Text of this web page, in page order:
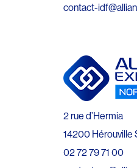
contact-
2 rue d’Hermia
14200 Hérouville
02 72 79 71 00